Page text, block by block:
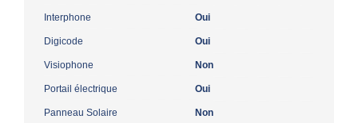
Interphone Oui
Digicode Oui
Visiophone Non
Portail électrique Oui
Panneau Solaire Non